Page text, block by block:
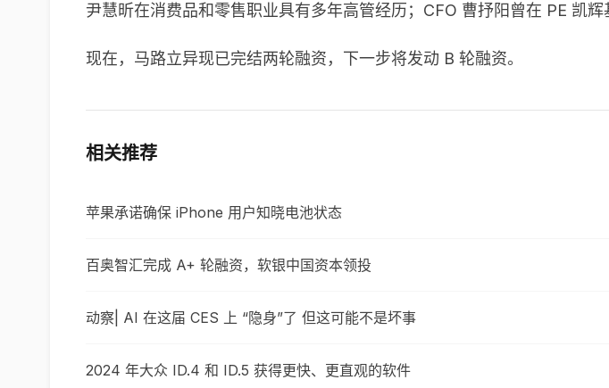
尹慧昕在消费品和零售职业具有多年高管经历； CFO 曹抒阳曾在 PE 凯
现在，马路立异现已完结两轮融资，下一步将发动 B 轮融资。
相关推荐
苹果承诺确保 iPhone 用户知晓电池状态
百奥智汇完成 A+ 轮融资，软银中国资本领投
动察| AI 在这届 CES 上 “隐身”了 但这可能不是坏事
2024 年大众 ID.4 和 ID.5 获得更快、更直观的软件